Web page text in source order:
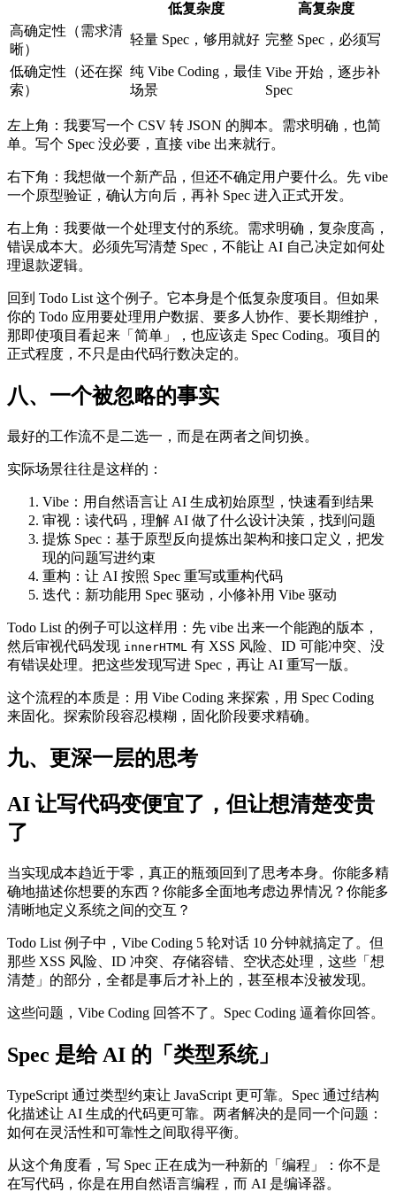
低复杂度
高复杂度
高确定性（需求清
晰）
轻量 Spec，够用就好 完整 Spec，必须写
低确定性（还在探
索）
纯 Vibe Coding，最佳
场景
Vibe 开始，逐步补
Spec
左上角：我要写一个 CSV 转 JSON 的脚本。需求明确，也简
单。写个 Spec 没必要，直接 vibe 出来就行。
右下角：我想做一个新产品，但还不确定用户要什么。先 vibe
一个原型验证，确认方向后，再补 Spec 进入正式开发。
右上角：我要做一个处理支付的系统。需求明确，复杂度高，
错误成本大。必须先写清楚 Spec，不能让 AI 自己决定如何处
理退款逻辑。
回到 Todo List 这个例子。它本身是个低复杂度项目。但如果
你的 Todo 应用要处理用户数据、要多人协作、要长期维护，
那即使项目看起来「简单」，也应该走 Spec Coding。项目的
正式程度，不只是由代码行数决定的。
八、一个被忽略的事实
最好的工作流不是二选一，而是在两者之间切换。
实际场景往往是这样的：
Vibe：用自然语言让 AI 生成初始原型，快速看到结果
审视：读代码，理解 AI 做了什么设计决策，找到问题
提炼 Spec：基于原型反向提炼出架构和接口定义，把发
现的问题写进约束
重构：让 AI 按照 Spec 重写或重构代码
迭代：新功能用 Spec 驱动，小修补用 Vibe 驱动
Todo List 的例子可以这样用：先 vibe 出来一个能跑的版本，
然后审视代码发现 innerHTML 有 XSS 风险、ID 可能冲突、没
有错误处理。把这些发现写进 Spec，再让 AI 重写一版。
这个流程的本质是：用 Vibe Coding 来探索，用 Spec Coding
来固化。探索阶段容忍模糊，固化阶段要求精确。
九、更深一层的思考
AI 让写代码变便宜了，但让想清楚变贵
了
当实现成本趋近于零，真正的瓶颈回到了思考本身。你能多精
确地描述你想要的东西？你能多全面地考虑边界情况？你能多
清晰地定义系统之间的交互？
Todo List 例子中，Vibe Coding 5 轮对话 10 分钟就搞定了。但
那些 XSS 风险、ID 冲突、存储容错、空状态处理，这些「想
清楚」的部分，全都是事后才补上的，甚至根本没被发现。
这些问题，Vibe Coding 回答不了。Spec Coding 逼着你回答。
Spec 是给 AI 的「类型系统」
TypeScript 通过类型约束让 JavaScript 更可靠。Spec 通过结构
化描述让 AI 生成的代码更可靠。两者解决的是同一个问题：
如何在灵活性和可靠性之间取得平衡。
从这个角度看，写 Spec 正在成为一种新的「编程」：你不是
在写代码，你是在用自然语言编程，而 AI 是编译器。